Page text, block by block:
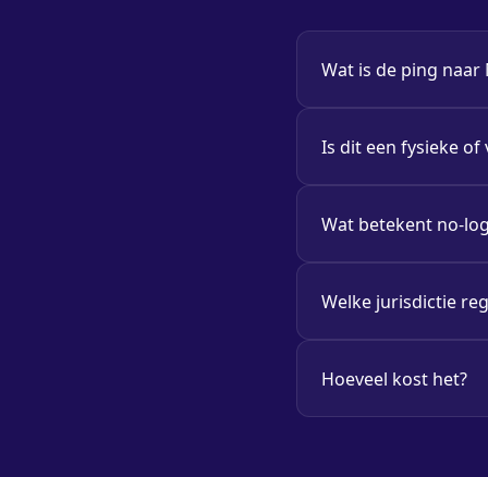
Wat is de ping
Is dit een fysieke of
Wat betekent no-
Welke jurisdictie
Hoeveel kost het?